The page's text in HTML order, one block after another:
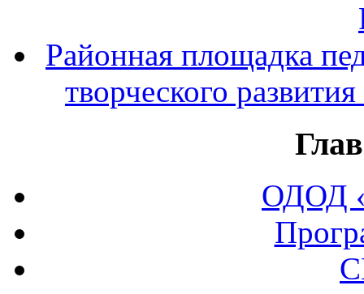
Районная площадка
творческого
ОДОД